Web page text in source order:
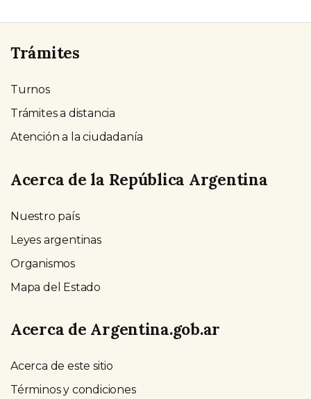
Trámites
Turnos
Trámites a distancia
Atención a la ciudadanía
Acerca de la República Argentina
Nuestro país
Leyes argentinas
Organismos
Mapa del Estado
Acerca de Argentina.gob.ar
Acerca de este sitio
Términos y condiciones